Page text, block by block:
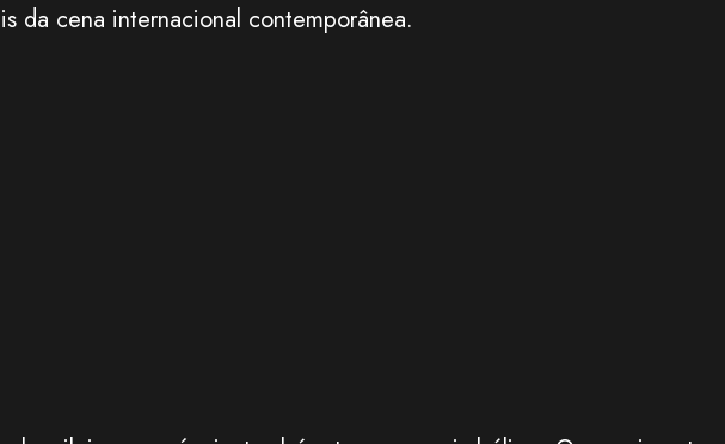
da cena internacional contemporânea.